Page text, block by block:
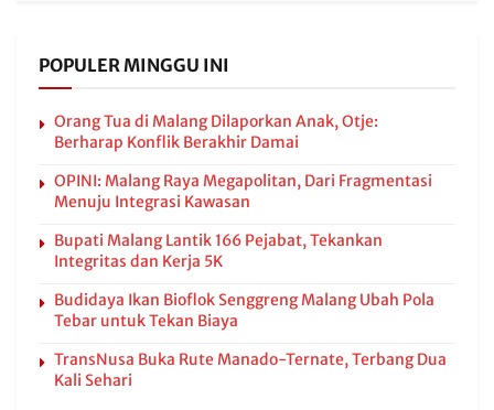
POPULER MINGGU INI
Orang Tua di Malang Dilaporkan Anak, Otje:
Berharap Konflik Berakhir Damai
OPINI: Malang Raya Megapolitan, Dari Fragmentasi
Menuju Integrasi Kawasan
Bupati Malang Lantik 166 Pejabat, Tekankan
Integritas dan Kerja 5K
Budidaya Ikan Bioflok Senggreng Malang Ubah Pola
Tebar untuk Tekan Biaya
TransNusa Buka Rute Manado-Ternate, Terbang Dua
Kali Sehari